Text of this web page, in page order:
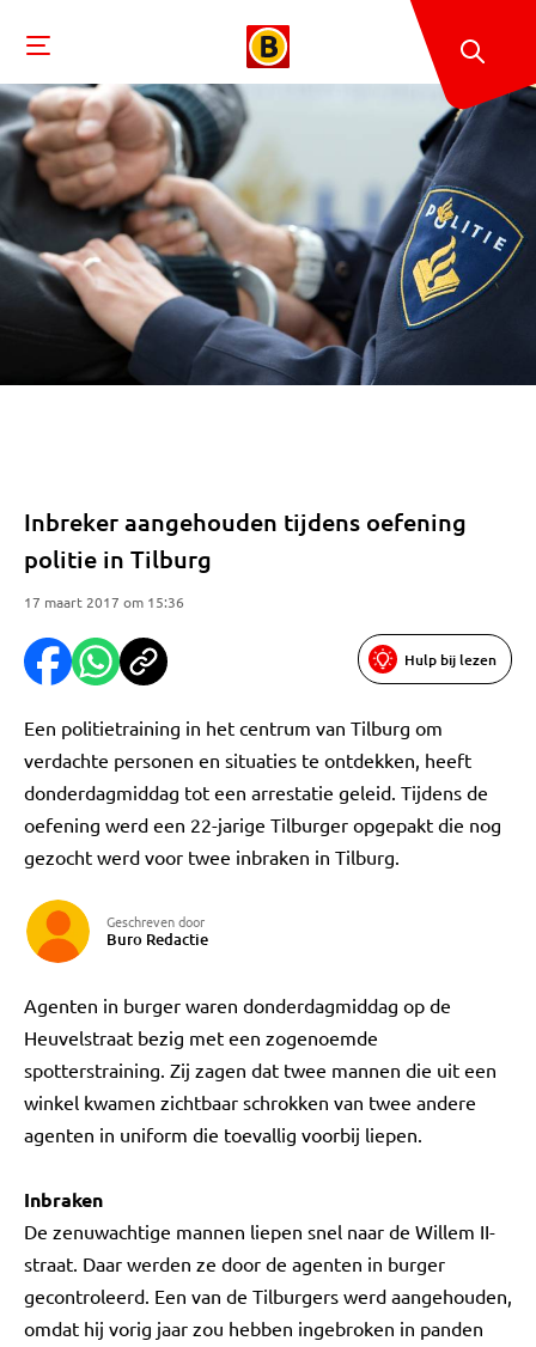
Inbreker aangehouden tijdens oefening
politie in Tilburg
17 maart 2017 om 15:36
Hulp bij lezen
Een politietraining in het centrum van Tilburg om
verdachte personen en situaties te ontdekken, heeft
donderdagmiddag tot een arrestatie geleid. Tijdens de
oefening werd een 22-jarige Tilburger opgepakt die nog
gezocht werd voor twee inbraken in Tilburg.
Geschreven door
Buro Redactie
Agenten in burger waren donderdagmiddag op de
Heuvelstraat bezig met een zogenoemde
spotterstraining. Zij zagen dat twee mannen die uit een
winkel kwamen zichtbaar schrokken van twee andere
agenten in uniform die toevallig voorbij liepen.
Inbraken
De zenuwachtige mannen liepen snel naar de Willem II-
straat. Daar werden ze door de agenten in burger
gecontroleerd. Een van de Tilburgers werd aangehouden,
omdat hij vorig jaar zou hebben ingebroken in panden